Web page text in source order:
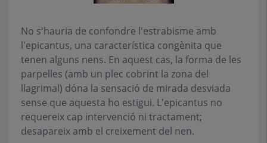
No s'hauria de confondre l'estrabisme amb
l'epicantus, una característica congènita que
tenen alguns nens. En aquest cas, la forma de les
parpelles (amb un plec cobrint la zona del
llagrimal) dóna la sensació de mirada desviada
sense que aquesta ho estigui. L'epicantus no
requereix cap intervenció ni tractament;
desapareix amb el creixement del nen.